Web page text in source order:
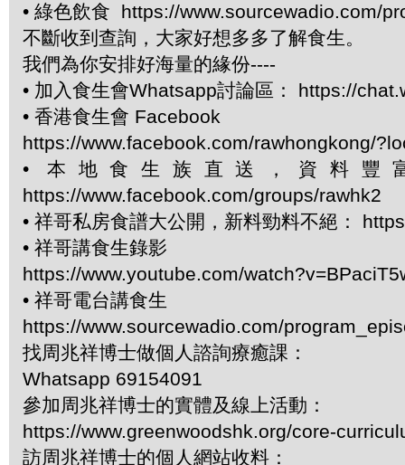
• 綠色飲食 https://www.sourcewadio.com/
不斷收到查詢，大家好想多多了解食生。
我們為你安排好海量的緣份----
• 加入食生會Whatsapp討論區： https://
• 香港食生會 Facebook
https://www.facebook.com/rawhongkong/
• 本地食生族直送，資料豐
https://www.facebook.com/groups/rawhk2
• 祥哥私房食譜大公開，新料勁料不絕：
• 祥哥講食生錄影
https://www.youtube.com/
• 祥哥電台講食生
https://www.sourcewadio.com/
找周兆祥博士做個人諮詢療癒課：
Whatsapp 69154091
參加周兆祥博士的實體及線上活動：
https://www.greenwoodshk.org/core-
訪周兆祥博士的個人網站收料：